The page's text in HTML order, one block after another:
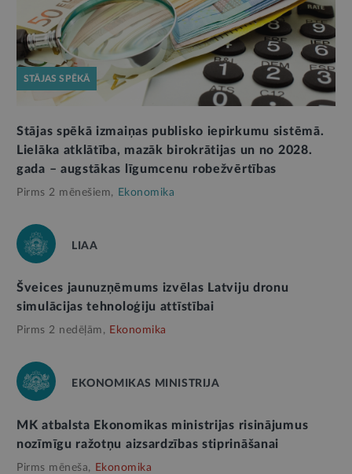
STĀJAS SPĒKĀ
Stājas spēkā izmaiņas publisko iepirkumu sistēmā.
Lielāka atklātība, mazāk birokrātijas un no 2028.
gada – augstākas līgumcenu robežvērtības
Pirms 2 mēnešiem, Ekonomika
LIAA
Šveices jaunuzņēmums izvēlas Latviju dronu
simulācijas tehnoloģiju attīstībai
Pirms 2 nedēļām, Ekonomika
EKONOMIKAS MINISTRIJA
MK atbalsta Ekonomikas ministrijas risinājumus
nozīmīgu ražotņu aizsardzības stiprināšanai
Pirms mēneša, Ekonomika